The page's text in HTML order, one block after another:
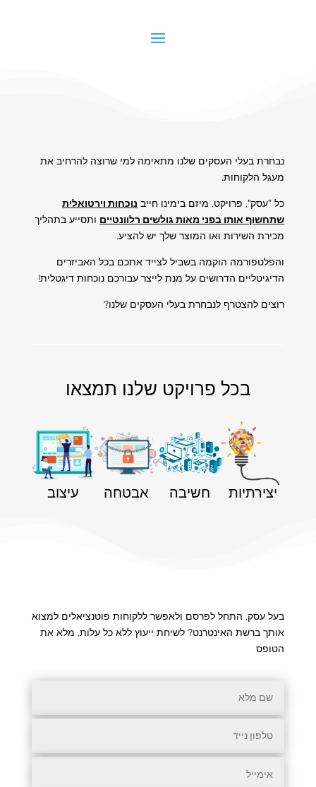
נבחרת בעלי העסקים שלנו מתאימה למי שרוצה להרחיב את
מעגל הלקוחות.
כל "עסק", פרויקט, מיזם בימינו חייב נוכחות וירטואלית
שתחשוף אותו בפני מאות גולשים רלוונטיים ותסייע בתהליך
מכירת השירות ואו המוצר שלך יש להציע.
והפלטפורמה הוקמה בשביל לצייד אתכם בכל האביזרים
הדיגיטליים הדרושים על מנת לייצר עבורכם נוכחות דיגטלית!
רוצים להצטרף לנבחרת בעלי העסקים שלנו?
בכל פרויקט שלנו תמצאו
יצירתיות חשיבה אבטחה עיצוב
בעל עסק, התחל לפרסם ולאפשר ללקוחות פוטנציאלים למצוא
אותך ברשת האינטרנט? לשיחת ייעוץ ללא כל עלות, מלא את
הטופס